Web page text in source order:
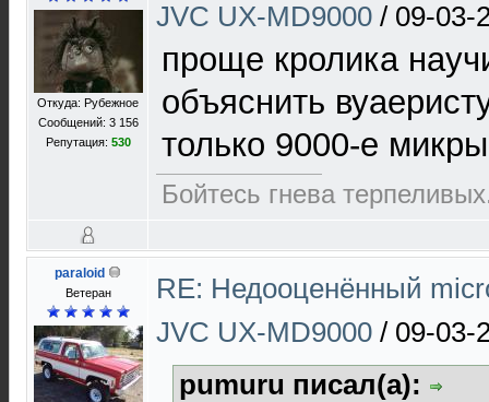
Откуда: Рубежное
Сообщений: 3 156
Репутация: 530
JVC UX-MD9000 / 09-03-
проще кролика
объяснить
только 9000-е
Бойтесь гнева
paraloid
Ветеран
RE: Недооценённый
JVC UX-MD9000 / 09-03-
pumuru писал(а):